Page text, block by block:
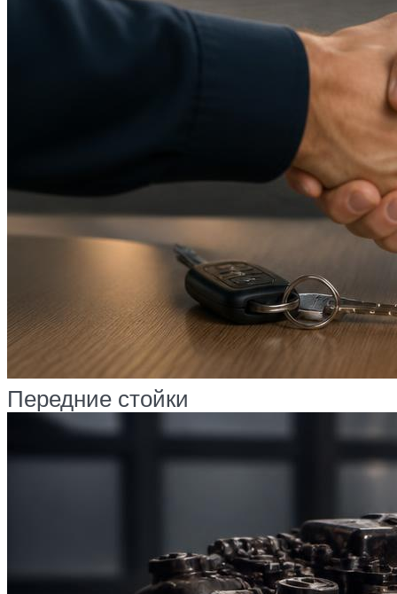
Передние стойки